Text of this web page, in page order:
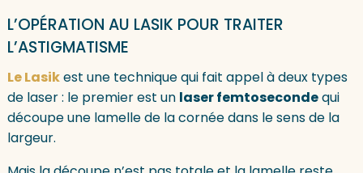
L’OPÉRATION AU LASIK POUR TRAITER
L’ASTIGMATISME
Le Lasikest une technique qui fait appel à deux types
de laser : le premier est un laser femtosecondequi
découpe une lamelle de la cornée dans le sens de la
largeur.